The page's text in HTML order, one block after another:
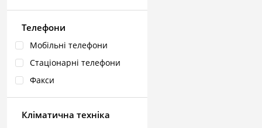
Телефони
Мобільні телефони
Стаціонарні телефони
Факси
Кліматична техніка